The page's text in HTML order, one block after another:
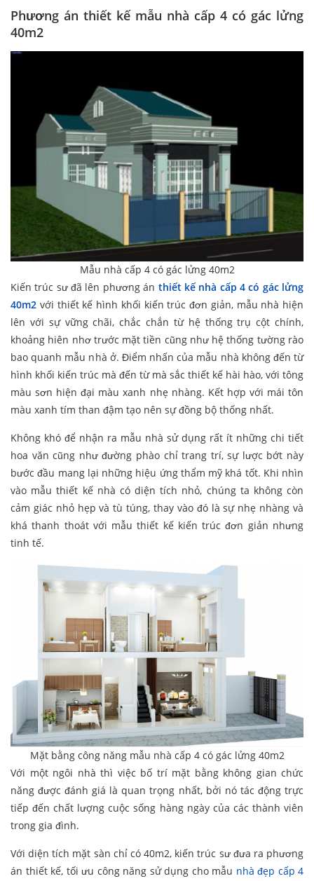
Phương án thiết kế mẫu nhà cấp 4 có gác lửng
40m2
Mẫu nhà cấp 4 có gác lửng 40m2
Kiến trúc sư đã lên phương án thiết kế nhà cấp 4 có gác lửng
40m2 với thiết kế hình khối kiến trúc đơn giản, mẫu nhà hiện
lên với sự vững chãi, chắc chắn từ hệ thống trụ cột chính,
khoảng hiên nhơ trước mặt tiền cũng như hệ thống tường rào
bao quanh mẫu nhà ở. Điểm nhấn của mẫu nhà không đến từ
hình khối kiến trúc mà đến từ mà sắc thiết kế hài hào, với tông
màu sơn hiện đại màu xanh nhẹ nhàng. Kết hợp với mái tôn
màu xanh tím than đậm tạo nên sự đồng bộ thống nhất.
Không khó để nhận ra mẫu nhà sử dụng rất ít những chi tiết
hoa văn cũng như đường phào chỉ trang trí, sự lược bớt này
bước đầu mang lại những hiệu ứng thẩm mỹ khá tốt. Khi nhìn
vào mẫu thiết kế nhà có diện tích nhỏ, chúng ta không còn
cảm giác nhỏ hẹp và tù túng, thay vào đó là sự nhẹ nhàng và
khá thanh thoát với mẫu thiết kế kiến trúc đơn giản nhưng
tinh tế.
Mặt bằng công năng mẫu nhà cấp 4 có gác lửng 40m2
Với một ngôi nhà thì việc bố trí mặt bằng không gian chức
năng được đánh giá là quan trọng nhất, bởi nó tác động trực
tiếp đến chất lượng cuộc sống hàng ngày của các thành viên
trong gia đình.
Với diện tích mặt sàn chỉ có 40m2, kiến trúc sư đưa ra phương
án thiết kế, tối ưu công năng sử dụng cho mẫu nhà đẹp cấp 4